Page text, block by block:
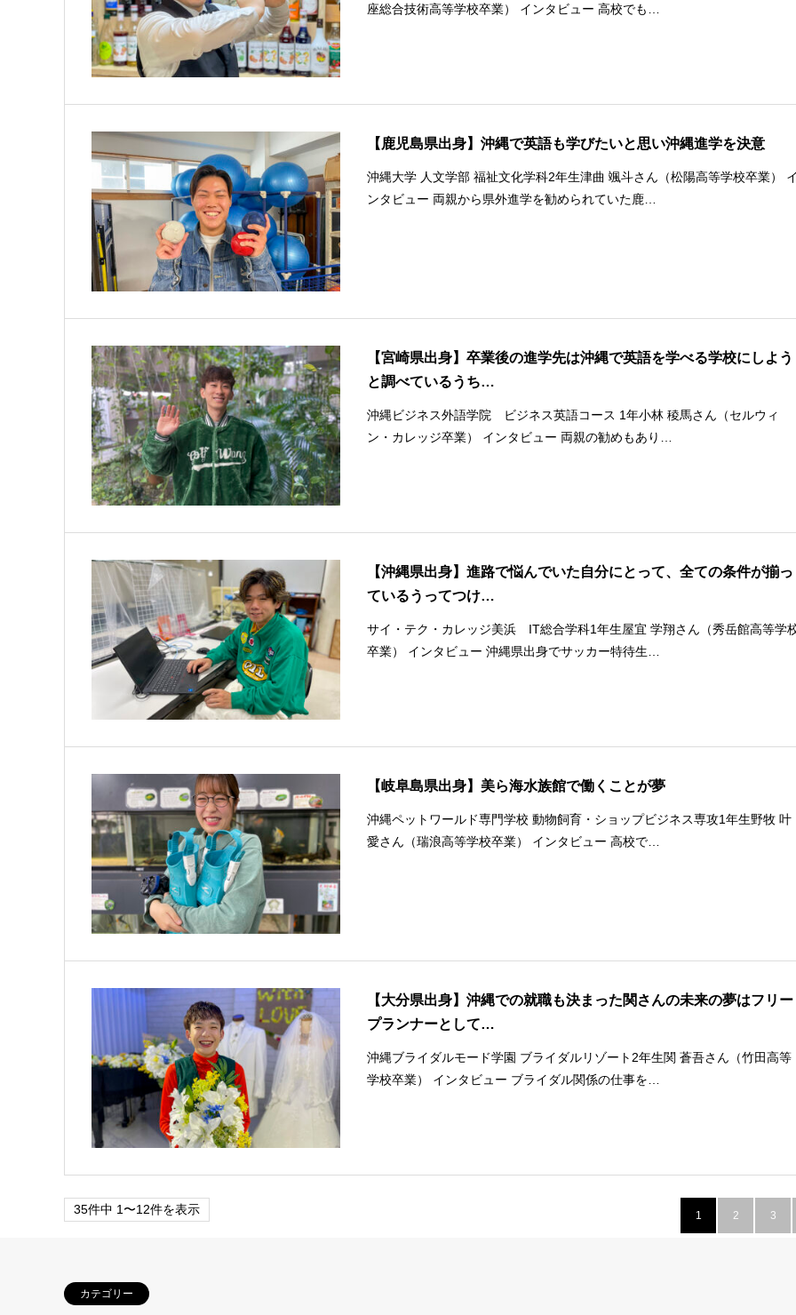
座総合技術高等学校卒業） インタビュー 高校でも…
【鹿児島県出身】沖縄で英語も学びたいと思い沖縄進学を決意
沖縄大学 人文学部 福祉文化学科2年生津曲 颯斗さん（松陽高等学校卒業）
ンタビュー 両親から県外進学を勧められていた鹿…
【宮崎県出身】卒業後の進学先は沖縄で英語を学べる学校にしよう
と調べているうち…
沖縄ビジネス外語学院 ビジネス英語コース 1年小林 稜馬さん（セルウィ
ン・カレッジ卒業） インタビュー 両親の勧めもあり…
【沖縄県出身】進路で悩んでいた自分にとって、全ての条件が揃っ
ているうってつけ…
サイ・テク・カレッジ美浜 IT総合学科1年生屋宜 学翔さん（秀岳館高等学
卒業） インタビュー 沖縄県出身でサッカー特待生…
【岐阜島県出身】美ら海水族館で働くことが夢
沖縄ペットワールド専門学校 動物飼育・ショップビジネス専攻1年生野牧 叶
愛さん（瑞浪高等学校卒業） インタビュー 高校で…
【大分県出身】沖縄での就職も決まった関さんの未来の夢はフリー
プランナーとして…
沖縄ブライダルモード学園 ブライダルリゾート2年生関 蒼吾さん（竹田高等
学校卒業） インタビュー ブライダル関係の仕事を…
35件中 1〜12件を表示 1 2 3
カテゴリー